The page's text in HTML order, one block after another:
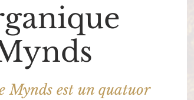
Mynds est un quatuor